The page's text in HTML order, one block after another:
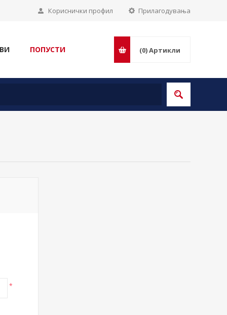
Прилагодувања
Кориснички профил
ПОПУСТИ (0)Артикли
*